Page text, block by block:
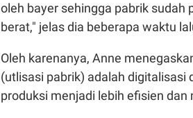
oleh bayer sehingga pabrik sudah
berat," jelas dia beberapa waktu
Oleh karenanya, Anne
(utlisasi pabrik) adalah digitalisasi
produksi menjadi lebih efisien dan